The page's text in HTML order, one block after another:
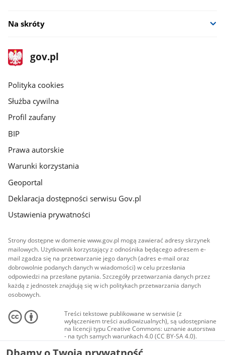
Na skróty
stopka
gov.pl
Strona
gov.pl
gov.pl
Polityka cookies
Służba cywilna
Profil zaufany
BIP
Prawa autorskie
Warunki korzystania
Geoportal
Deklaracja dostępności serwisu Gov.pl
Ustawienia prywatności
Strony dostępne w domenie www.gov.pl mogą zawierać adresy skrzynek
mailowych. Użytkownik korzystający z odnośnika będącego adresem e-
mail zgadza się na przetwarzanie jego danych (adres e-mail oraz
dobrowolnie podanych danych w wiadomości) w celu przesłania
odpowiedzi na przesłane pytania. Szczegóły przetwarzania danych przez
każdą z jednostek znajdują się w ich politykach przetwarzania danych
osobowych.
Treści tekstowe publikowane w serwisie (z
wyłączeniem treści audiowizualnych), są udostępniane
na licencji typu Creative Commons: uznanie autorstwa
- na tych samych warunkach 4.0 (CC BY-SA 4.0).
Materiały audiowizualne, w tym zdjęcia, materiały
audio i wideo, są udostępniane na licencji typu